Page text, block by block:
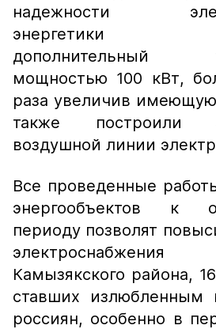
надежности
энергетики
дополнительный
мощностью 100 кВт,
раза увеличив
также построили
воздушной линии
Все проведенные
энергообъектов к
периоду позволят
Камызякского района,
ставших излюбленным
россиян, особенно в